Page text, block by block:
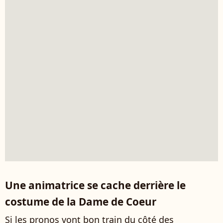
Une animatrice se cache derrière le
costume de la Dame de Coeur
Si les pronos vont bon train du côté des